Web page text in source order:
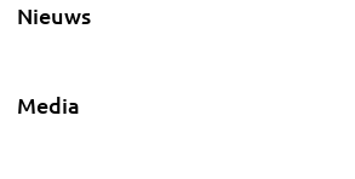
Nieuws
Media